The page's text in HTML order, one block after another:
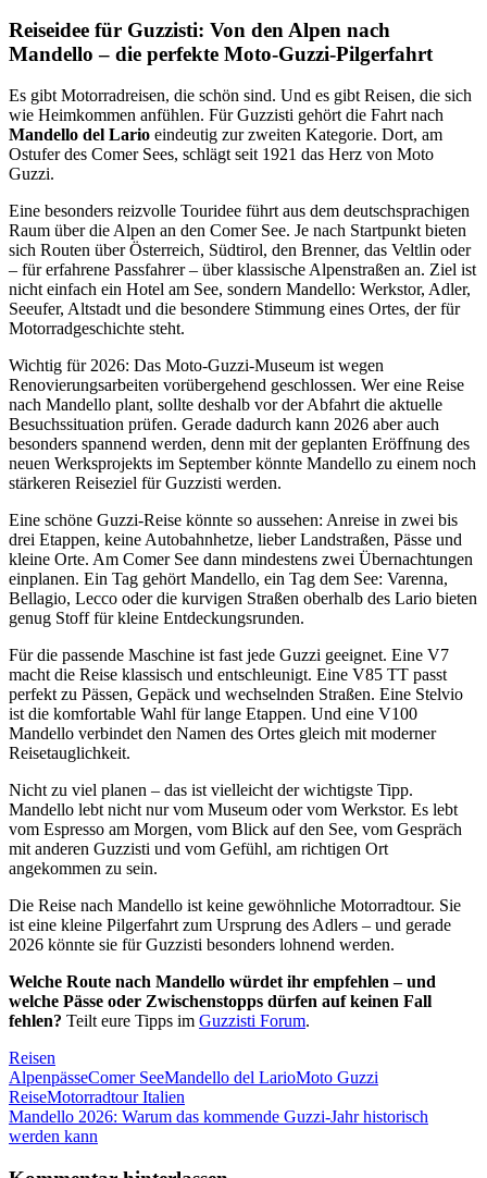
Reiseidee für Guzzisti: Von den Alpen nach
Mandello – die perfekte Moto-Guzzi-Pilgerfahrt
Es gibt Motorradreisen, die schön sind. Und es gibt Reisen, die sich
wie Heimkommen anfühlen. Für Guzzisti gehört die Fahrt nach
Mandello del Lario eindeutig zur zweiten Kategorie. Dort, am
Ostufer des Comer Sees, schlägt seit 1921 das Herz von Moto
Guzzi.
Eine besonders reizvolle Touridee führt aus dem deutschsprachigen
Raum über die Alpen an den Comer See. Je nach Startpunkt bieten
sich Routen über Österreich, Südtirol, den Brenner, das Veltlin oder
– für erfahrene Passfahrer – über klassische Alpenstraßen an. Ziel ist
nicht einfach ein Hotel am See, sondern Mandello: Werkstor, Adler,
Seeufer, Altstadt und die besondere Stimmung eines Ortes, der für
Motorradgeschichte steht.
Wichtig für 2026: Das Moto-Guzzi-Museum ist wegen
Renovierungsarbeiten vorübergehend geschlossen. Wer eine Reise
nach Mandello plant, sollte deshalb vor der Abfahrt die aktuelle
Besuchssituation prüfen. Gerade dadurch kann 2026 aber auch
besonders spannend werden, denn mit der geplanten Eröffnung des
neuen Werksprojekts im September könnte Mandello zu einem noch
stärkeren Reiseziel für Guzzisti werden.
Eine schöne Guzzi-Reise könnte so aussehen: Anreise in zwei bis
drei Etappen, keine Autobahnhetze, lieber Landstraßen, Pässe und
kleine Orte. Am Comer See dann mindestens zwei Übernachtungen
einplanen. Ein Tag gehört Mandello, ein Tag dem See: Varenna,
Bellagio, Lecco oder die kurvigen Straßen oberhalb des Lario bieten
genug Stoff für kleine Entdeckungsrunden.
Für die passende Maschine ist fast jede Guzzi geeignet. Eine V7
macht die Reise klassisch und entschleunigt. Eine V85 TT passt
perfekt zu Pässen, Gepäck und wechselnden Straßen. Eine Stelvio
ist die komfortable Wahl für lange Etappen. Und eine V100
Mandello verbindet den Namen des Ortes gleich mit moderner
Reisetauglichkeit.
Nicht zu viel planen – das ist vielleicht der wichtigste Tipp.
Mandello lebt nicht nur vom Museum oder vom Werkstor. Es lebt
vom Espresso am Morgen, vom Blick auf den See, vom Gespräch
mit anderen Guzzisti und vom Gefühl, am richtigen Ort
angekommen zu sein.
Die Reise nach Mandello ist keine gewöhnliche Motorradtour. Sie
ist eine kleine Pilgerfahrt zum Ursprung des Adlers – und gerade
2026 könnte sie für Guzzisti besonders lohnend werden.
Welche Route nach Mandello würdet ihr empfehlen – und
welche Pässe oder Zwischenstopps dürfen auf keinen Fall
fehlen? Teilt eure Tipps im Guzzisti Forum.
Reisen
AlpenpässeComer SeeMandello del LarioMoto Guzzi
ReiseMotorradtour Italien
Beitragsnavigation
Vorheriger
Beitrag:
Mandello 2026: Warum das kommende Guzzi-Jahr historisch
werden kann